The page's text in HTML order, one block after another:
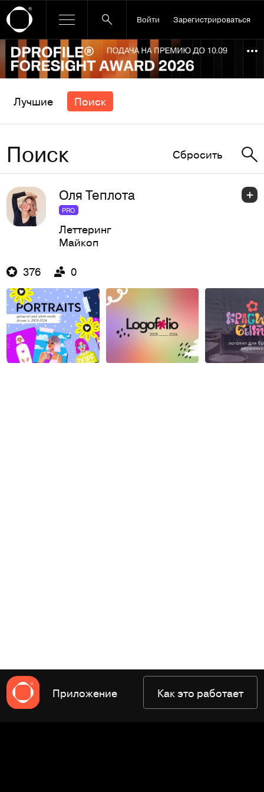
Войти Зарегистрироваться
Ссылка баннера
Лучшие Поиск
Поиск Сбросить
Оля Теплота
PRO
Леттеринг
Майкоп
376 0
Приложение Как это работает